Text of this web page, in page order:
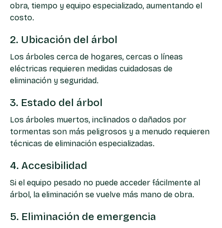
obra, tiempo y equipo especializado, aumentando el
costo.
2. Ubicación del árbol
Los árboles cerca de hogares, cercas o líneas
eléctricas requieren medidas cuidadosas de
eliminación y seguridad.
3. Estado del árbol
Los árboles muertos, inclinados o dañados por
tormentas son más peligrosos y a menudo requieren
técnicas de eliminación especializadas.
4. Accesibilidad
Si el equipo pesado no puede acceder fácilmente al
árbol, la eliminación se vuelve más mano de obra.
5. Eliminación de emergencia